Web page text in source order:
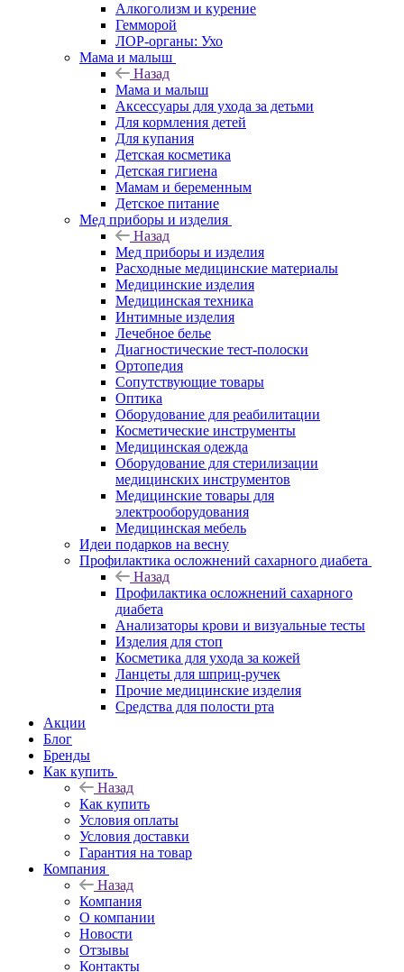
Алкоголизм и курение
Гемморой
ЛОР-органы: Ухо
Мама и малыш
Назад
Мама и малыш
Аксессуары для ухода за детьми
Для кормления детей
Для купания
Детская косметика
Детская гигиена
Мамам и беременным
Детское питание
Мед приборы и изделия
Назад
Мед приборы и изделия
Расходные медицинские материалы
Медицинские изделия
Медицинская техника
Интимные изделия
Лечебное белье
Диагностические тест-полоски
Ортопедия
Сопутствующие товары
Оптика
Оборудование для реабилитации
Косметические инструменты
Медицинская одежда
Оборудование для стерилизации
медицинских инструментов
Медицинские товары для
электрооборудования
Медицинская мебель
Идеи подарков на весну
Профилактика осложнений сахарного диабета
Назад
Профилактика осложнений сахарного
диабета
Анализаторы крови и визуальные тесты
Изделия для стоп
Косметика для ухода за кожей
Ланцеты для шприц-ручек
Прочие медицинские изделия
Средства для полости рта
Акции
Блог
Бренды
Как купить
Назад
Как купить
Условия оплаты
Условия доставки
Гарантия на товар
Компания
Назад
Компания
О компании
Новости
Отзывы
Контакты